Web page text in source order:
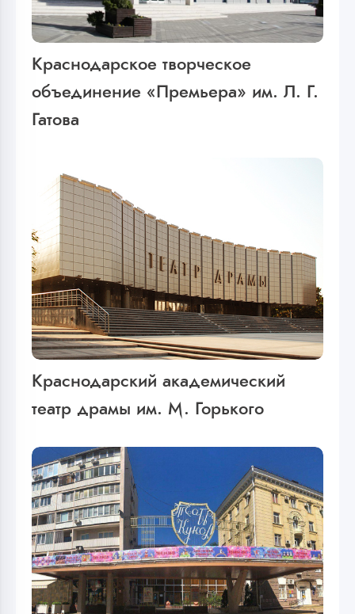
Краснодарское творческое
объединение «Премьера» им. Л. Г.
Гатова
Краснодарский академический
театр драмы им. М. Горького